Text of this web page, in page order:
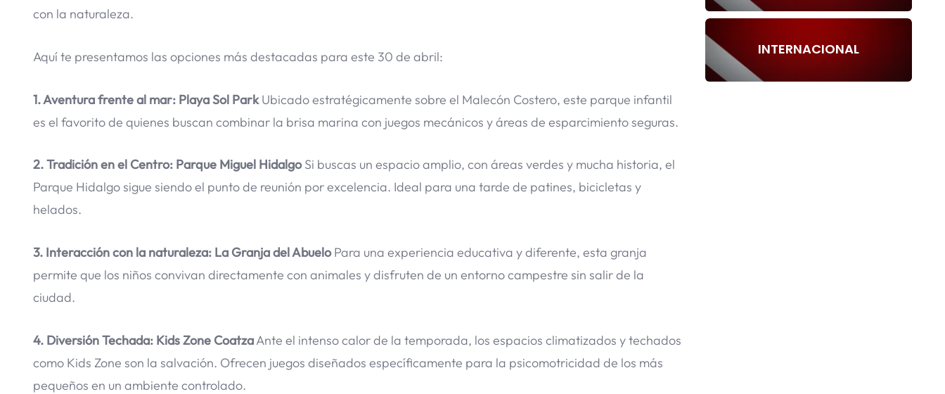
con la naturaleza.
Aquí te presentamos las opciones más destacadas para este 30 de abril:
1. Aventura frente al mar: Playa Sol ParkUbicado estratégicamente sobre el Malecón Costero, este parque infantil
es el favorito de quienes buscan combinar la brisa marina con juegos mecánicos y áreas de esparcimiento seguras.
2. Tradición en el Centro: Parque Miguel HidalgoSi buscas un espacio amplio, con áreas verdes y mucha historia, el
Parque Hidalgo sigue siendo el punto de reunión por excelencia. Ideal para una tarde de patines, bicicletas y
helados.
3. Interacción con la naturaleza: La Granja del AbueloPara una experiencia educativa y diferente, esta granja
permite que los niños convivan directamente con animales y disfruten de un entorno campestre sin salir de la
ciudad.
4. Diversión Techada: Kids Zone CoatzaAnte el intenso calor de la temporada, los espacios climatizados y techados
como Kids Zone son la salvación. Ofrecen juegos diseñados específicamente para la psicomotricidad de los más
pequeños en un ambiente controlado.
INTERNACIONAL